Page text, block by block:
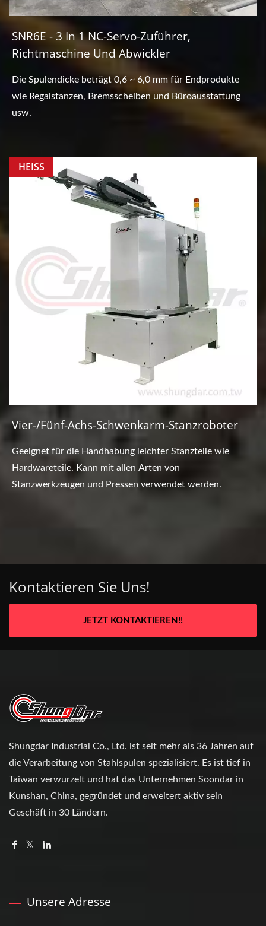
SNR6E - 3 In 1 NC-Servo-Zuführer,
Richtmaschine Und Abwickler
Die Spulendicke beträgt 0,6 ~ 6,0 mm für Endprodukte
wie Regalstanzen, Bremsscheiben und Büroausstattung
usw.
HEISS
Vier-/Fünf-Achs-Schwenkarm-Stanzroboter
Geeignet für die Handhabung leichter Stanzteile wie
Hardwareteile. Kann mit allen Arten von
Stanzwerkzeugen und Pressen verwendet werden.
Kontaktieren Sie Uns!
JETZT KONTAKTIEREN!!
Shungdar Industrial Co., Ltd. ist seit mehr als 36 Jahren auf
die Verarbeitung von Stahlspulen spezialisiert. Es ist tief in
Taiwan verwurzelt und hat das Unternehmen Soondar in
Kunshan, China, gegründet und erweitert aktiv sein
Geschäft in 30 Ländern.
Unsere Adresse